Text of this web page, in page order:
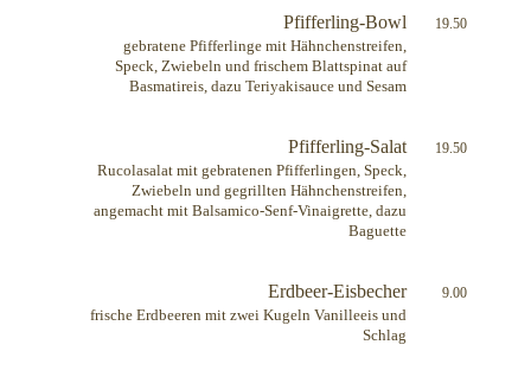
Pfifferling-Bowl
gebratene Pfifferlinge mit Hähnchenstreifen,
Speck, Zwiebeln und frischem Blattspinat auf
Basmatireis, dazu Teriyakisauce und Sesam
19.50
Pfifferling-Salat
Rucolasalat mit gebratenen Pfifferlingen, Speck,
Zwiebeln und gegrillten Hähnchenstreifen,
angemacht mit Balsamico-Senf-Vinaigrette, dazu
Baguette
19.50
Erdbeer-Eisbecher
frische Erdbeeren mit zwei Kugeln Vanilleeis und
Schlag
9.00